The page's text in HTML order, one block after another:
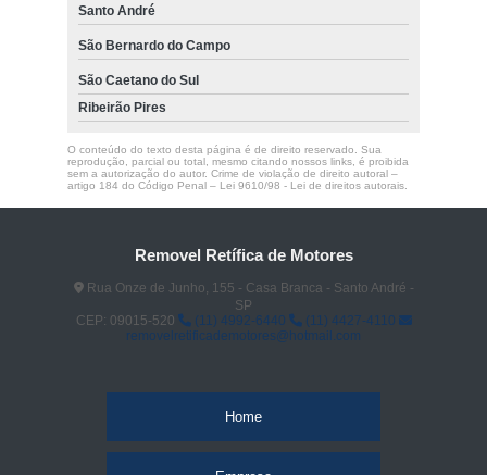
Santo André
São Bernardo do Campo
São Caetano do Sul
Ribeirão Pires
O conteúdo do texto desta página é de direito reservado. Sua
reprodução, parcial ou total, mesmo citando nossos links, é proibida
sem a autorização do autor. Crime de violação de direito autoral –
artigo 184 do Código Penal – Lei 9610/98 - Lei de direitos autorais.
Removel Retífica de Motores
Rua Onze de Junho, 155 - Casa Branca - Santo André -
SP
CEP: 09015-520
(11) 4992-6440
(11) 4427-4110
removelretificademotores@hotmail.com
Home